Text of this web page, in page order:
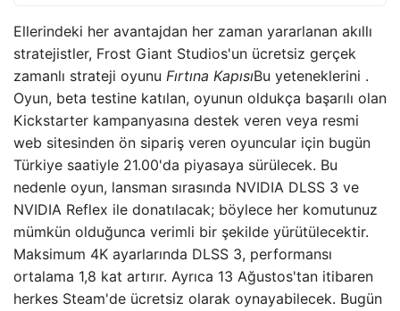
Ellerindeki her avantajdan her zaman yararlanan akıllı
stratejistler, Frost Giant Studios'un ücretsiz gerçek
zamanlı strateji oyunu Fırtına KapısıBu yeteneklerini .
Oyun, beta testine katılan, oyunun oldukça başarılı olan
Kickstarter kampanyasına destek veren veya resmi
web sitesinden ön sipariş veren oyuncular için bugün
Türkiye saatiyle 21.00'da piyasaya sürülecek. Bu
nedenle oyun, lansman sırasında NVIDIA DLSS 3 ve
NVIDIA Reflex ile donatılacak; böylece her komutunuz
mümkün olduğunca verimli bir şekilde yürütülecektir.
Maksimum 4K ayarlarında DLSS 3, performansı
ortalama 1,8 kat artırır. Ayrıca 13 Ağustos'tan itibaren
herkes Steam'de ücretsiz olarak oynayabilecek. Bugün